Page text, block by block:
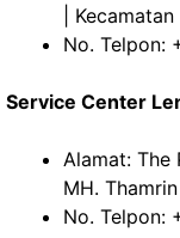
|
No. Telpon:
Service Center
Alamat: The
MH.
No. Telpon: